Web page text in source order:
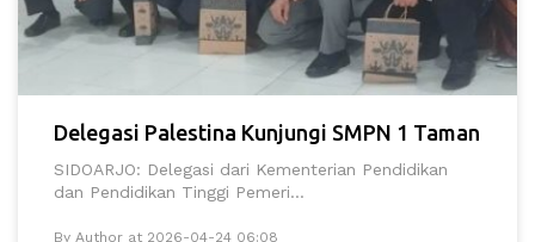
Delegasi Palestina Kunjungi SMPN 1 Taman
SIDOARJO: Delegasi dari Kementerian Pendidikan
dan Pendidikan Tinggi Pemeri...
By Author at 2026-04-24 06:08